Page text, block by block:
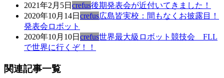
2021年2月5日 crefus後期発表会が近付いてきました！
2020年10月14日 crefus広島皆実校：間もなくお披露目！
発表会ロボット
2020年10月10日 crefus世界最大級ロボット競技会 FLL
で世界に行くぞ！！
関連記事一覧